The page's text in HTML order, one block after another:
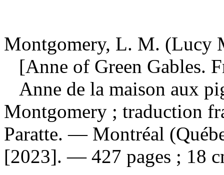
Montgomery, L. M. (Lucy
[Anne of Green Gables.
Anne de la maison aux
Montgomery ; traduction
Paratte. — Montréal
[2023]. — 427 pages ; 18